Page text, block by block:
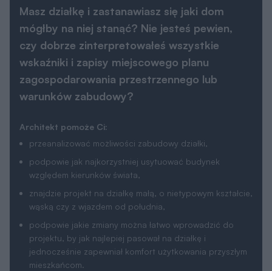
Masz działkę i zastanawiasz się jaki dom
mógłby na niej stanąć? Nie jesteś pewien,
czy dobrze zinterpretowałeś wszystkie
wskaźniki i zapisy miejscowego planu
zagospodarowania przestrzennego lub
warunków zabudowy?
Architekt pomoże Ci:
przeanalizować możliwości zabudowy działki,
podpowie jak najkorzystniej usytuować budynek
względem kierunków świata,
znajdzie projekt na działkę małą, o nietypowym kształcie,
wąską czy z wjazdem od południa,
podpowie jakie zmiany można łatwo wprowadzić do
projektu, by jak najlepiej pasował na działkę i
jednocześnie zapewniał komfort użytkowania przyszłym
mieszkańcom.